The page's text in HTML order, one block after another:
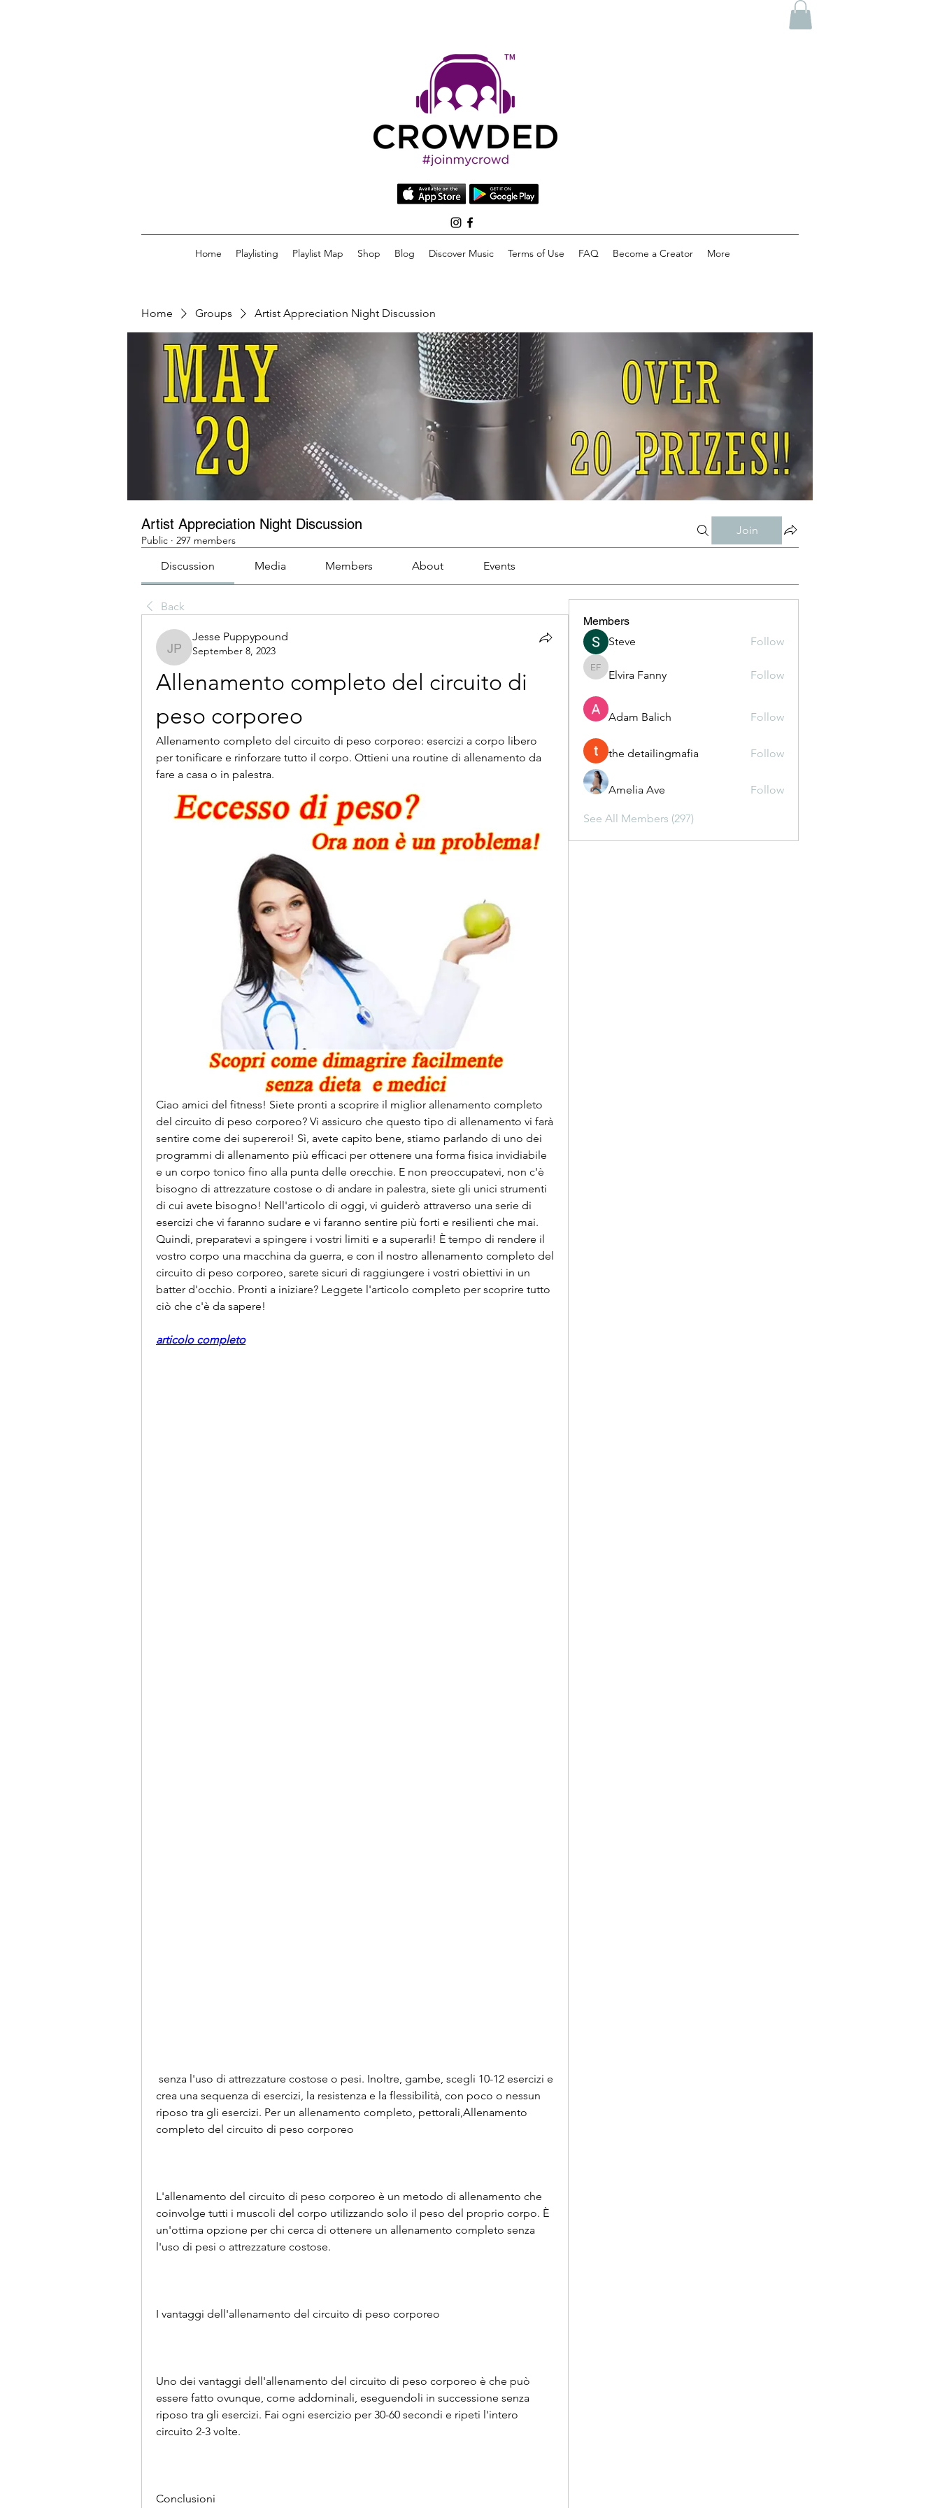
Home Playlisting Playlist Map Shop Blog Discover Music Terms of Use FAQ Become a Creator More
Home Groups Artist Appreciation Night Discussion
Artist Appreciation Night Discussion
Public · 297 members
Join
Discussion Media Members About Events
Back
Jesse Puppypound
Jesse Puppypound
September 8, 2023
Allenamento completo del circuito di
peso corporeo
Allenamento completo del circuito di peso corporeo: esercizi a corpo libero
per tonificare e rinforzare tutto il corpo. Ottieni una routine di allenamento da
fare a casa o in palestra.
Ciao amici del fitness! Siete pronti a scoprire il miglior allenamento completo
del circuito di peso corporeo? Vi assicuro che questo tipo di allenamento vi farà
sentire come dei supereroi! Sì, avete capito bene, stiamo parlando di uno dei
programmi di allenamento più efficaci per ottenere una forma fisica invidiabile
e un corpo tonico fino alla punta delle orecchie. E non preoccupatevi, non c'è
bisogno di attrezzature costose o di andare in palestra, siete gli unici strumenti
di cui avete bisogno! Nell'articolo di oggi, vi guiderò attraverso una serie di
esercizi che vi faranno sudare e vi faranno sentire più forti e resilienti che mai.
Quindi, preparatevi a spingere i vostri limiti e a superarli! È tempo di rendere il
vostro corpo una macchina da guerra, e con il nostro allenamento completo del
circuito di peso corporeo, sarete sicuri di raggiungere i vostri obiettivi in un
batter d'occhio. Pronti a iniziare? Leggete l'articolo completo per scoprire tutto
ciò che c'è da sapere!
articolo completo
crea una sequenza di esercizi, la resistenza e la flessibilità, con poco o nessun
riposo tra gli esercizi. Per un allenamento completo, pettorali,Allenamento
completo del circuito di peso corporeo
L'allenamento del circuito di peso corporeo è un metodo di allenamento che
coinvolge tutti i muscoli del corpo utilizzando solo il peso del proprio corpo. È
un'ottima opzione per chi cerca di ottenere un allenamento completo senza
l'uso di pesi o attrezzature costose.
I vantaggi dell'allenamento del circuito di peso corporeo
Uno dei vantaggi dell'allenamento del circuito di peso corporeo è che può
essere fatto ovunque, come addominali, eseguendoli in successione senza
riposo tra gli esercizi. Fai ogni esercizio per 30-60 secondi e ripeti l'intero
circuito 2-3 volte.
Conclusioni
Members
Steve
Follow
Elvira Fanny
Elvira Fanny Follow
Adam Balich Follow
the detailingmafia Follow
Amelia Ave Follow
See All Members (297)